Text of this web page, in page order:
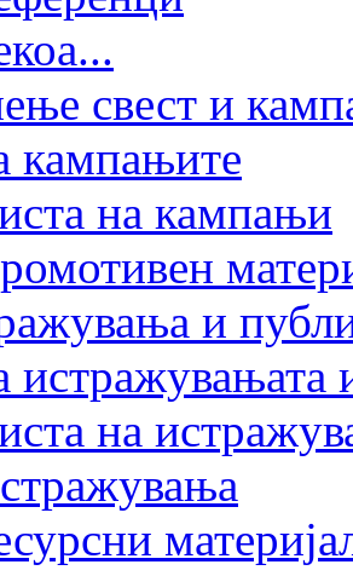
свест и
кампањите
на кампањи
и
истражувањата
на